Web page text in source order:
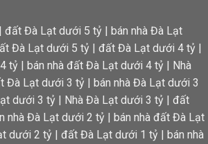
| đất Đà Lạt dưới 5 tỷ | bán nhà Đà Lạt
Đà Lạt dưới 5 tỷ | đất Đà Lạt dưới 4 tỷ |
tỷ | bán nhà đất Đà Lạt dưới 4 tỷ | Nhà
Đà Lạt dưới 3 tỷ | bán nhà Đà Lạt dưới 3
dưới 3 tỷ | Nhà Đà Lạt dưới 3 tỷ | đất
nhà Đà Lạt dưới 2 tỷ | bán nhà đất Đà Lạt
dưới 2 tỷ | đất Đà Lạt dưới 1 tỷ | bán nhà